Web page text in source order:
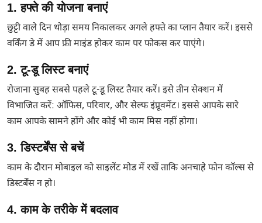
1. हफ्ते की योजना बनाएं
छुट्टी वाले दिन थोड़ा समय निकालकर अगले हफ्ते का प्लान तैयार करें। इससे
वर्किंग डे में आप फ्री माइंड होकर काम पर फोकस कर पाएंगे।
2. टू-डू लिस्ट बनाएं
रोजाना सुबह सबसे पहले टू-डू लिस्ट तैयार करें। इसे तीन सेक्शन में
विभाजित करें: ऑफिस, परिवार, और सेल्फ इंप्रूवमेंट। इससे आपके सारे
काम आपके सामने होंगे और कोई भी काम मिस नहीं होगा।
3. डिस्टर्बेंस से बचें
काम के दौरान मोबाइल को साइलेंट मोड में रखें ताकि अनचाहे फोन कॉल्स से
डिस्टर्बेंस न हो।
4. काम के तरीके में बदलाव